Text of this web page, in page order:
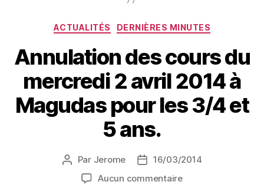
ACTUALITÉS DERNIÈRES MINUTES
Annulation des cours du
mercredi 2 avril 2014 à
Magudas pour les 3/4 et
5 ans.
Par Jerome
16/03/2014
Aucun commentaire